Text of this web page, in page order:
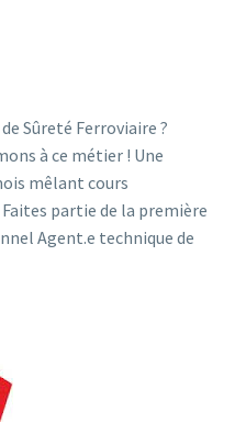
Sûreté Ferroviaire ?
à ce métier ! Une
mêlant cours
partie de la première
Agent.e technique de